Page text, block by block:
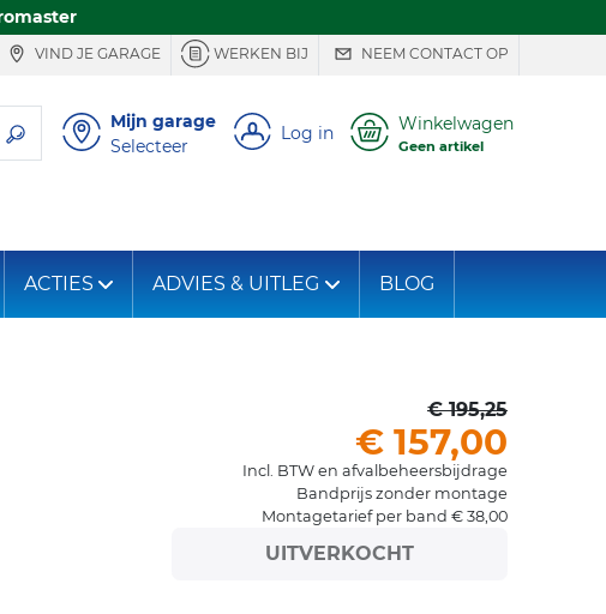
VIND JE GARAGE WERKEN BIJ NEEM CONTACT OP
Mijn garage
Selecteer
Log in Winkelwagen
Geen artikel
ACTIES ADVIES & UITLEG BLOG
€ 195,25
€ 157,00
Incl. BTW en afvalbeheersbijdrage
Bandprijs zonder montage
Montagetarief per band € 38,00
UITVERKOCHT